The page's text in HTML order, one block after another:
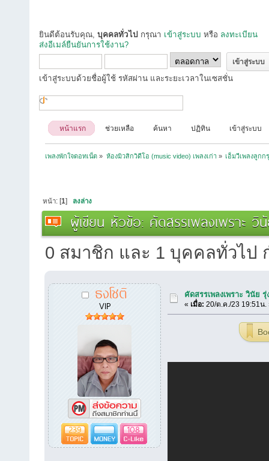
ยินดีต้อนรับคุณ, บุคคลทั่วไป กรุณา เข้าสู่ระบบ หรือ ลงทะเบียน
ส่งอีเมล์ยืนยันการใช้งาน?
เข้าสู่ระบบด้วยชื่อผู้ใช้ รหัสผ่าน และระยะเวลาในเซสชั่น
หน้าแรก ช่วยเหลือ ค้นหา ปฏิทิน เข้าสู่ระบบ
เพลงพักใจดอทเน็ต » ห้องมิวสิกวิดีโอ (music video) เพลงเก่า » เอ็มวีเพลงลูกก
หน้า: [1] ลงล่าง
ผู้เขียน หัวข้อ: คัดสรรเพลงเพราะ
0 สมาชิก และ 1 บุคคลทั่วไป
ธงโชติ
VIP
239 108
คัดสรรเพลงเพราะ วินัย
« เมื่อ: 20/ต.ค./23 19:51น.